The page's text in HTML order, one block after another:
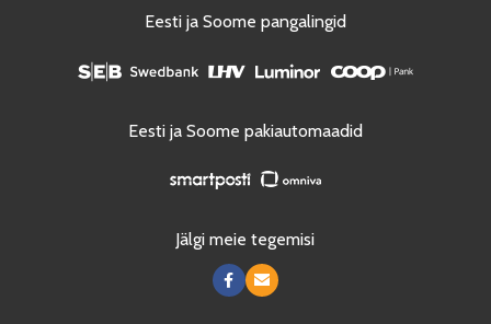
Eesti ja Soome pangalingid
Eesti ja Soome pakiautomaadid
Jälgi meie tegemisi